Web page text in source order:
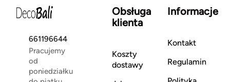
661196644
Pracujemy
od
poniedziałku
Obsługa
klienta
Koszty
dostawy
Informacje
Kontakt
Regulamin